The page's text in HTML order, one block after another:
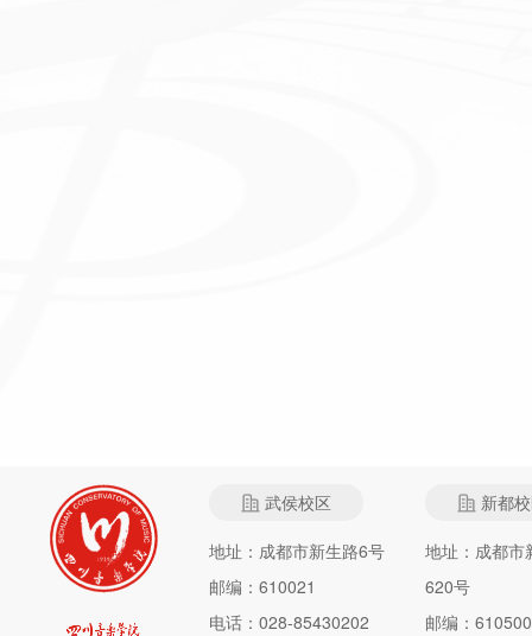
武侯校区
地址：成都市新生路6号
邮编：610021
电话：028-85430202
新都
地址：成都市
620号
邮编：610500